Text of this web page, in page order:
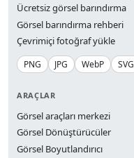
Ücretsiz görsel barındırma
Görsel barındırma rehberi
Çevrimiçi fotoğraf yükle
PNG JPG WebP SVG
ARAÇLAR
Görsel araçları merkezi
Görsel Dönüştürücüler
Görsel Boyutlandırıcı